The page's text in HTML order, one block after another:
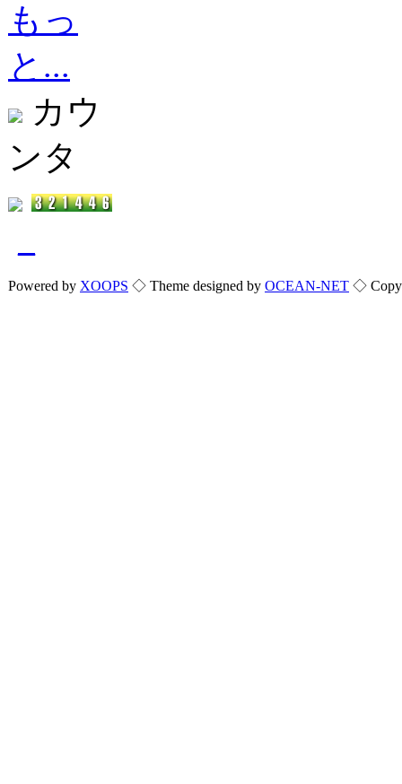
もっ
と...
カウ
ンタ
Powered by XOOPS ◇ Theme designed by OCEAN-NET ◇